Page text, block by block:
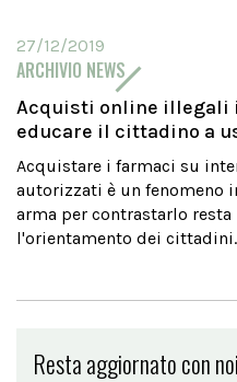
27/12/2019
ARCHIVIO NEWS
Acquisti online illegali
educare il cittadino a
Acquistare i farmaci su
autorizzati è un fenomeno
arma per contrastarlo
l'orientamento dei
Resta aggiornato con